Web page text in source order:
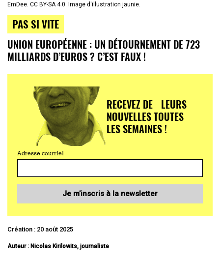
EmDee. CC BY-SA 4.0. Image d'illustration jaunie.
PAS SI VITE
UNION EUROPÉENNE : UN DÉTOURNEMENT DE 723
MILLIARDS D’EUROS ? C’EST FAUX !
RECEVEZ DE LEURS
NOUVELLES TOUTES
LES SEMAINES !
Adresse courriel
Je m’inscris à la newsletter
Création : 20 août 2025
Auteur : Nicolas Kirilowits, journaliste